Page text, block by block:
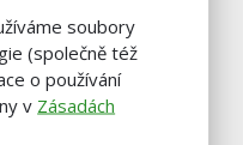
jihu Čech snižují
kvůli suchu
soubory
(společně též
o používání
v Zásadách